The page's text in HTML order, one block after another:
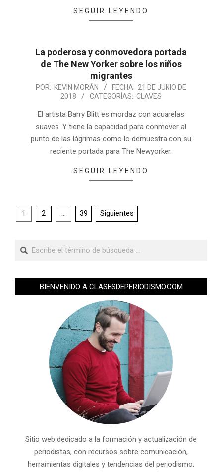
SEGUIR LEYENDO
La poderosa y conmovedora portada
de The New Yorker sobre los niños
migrantes
POR: KEVIN MORÁN FECHA: 21 DE JUNIO DE
2018
CATEGORÍAS: CLAVES
El artista Barry Blitt es mordaz con acuarelas
suaves. Y tiene la capacidad para conmover al
punto de las lágrimas como lo demuestra con su
reciente portada para The Newyorker.
SEGUIR LEYENDO
1 2 … 39 Siguientes
BIENVENIDO A CLASESDEPERIODISMO.COM
Sitio web dedicado a la formación y actualización de
periodistas, con recursos sobre comunicación,
herramientas digitales y tendencias del periodismo.